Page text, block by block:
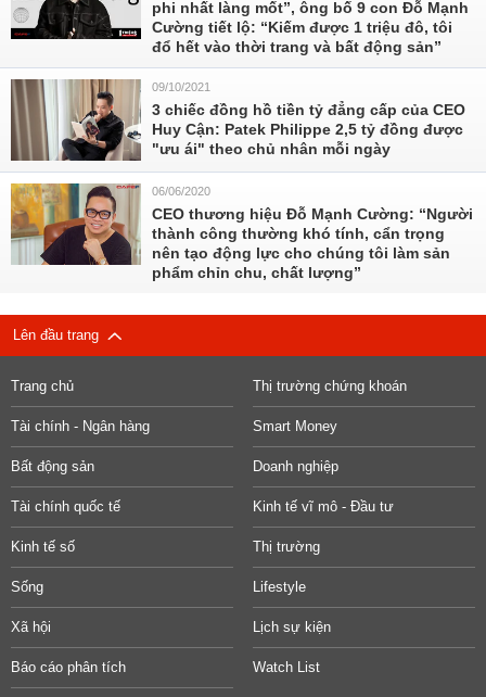
phi nhất làng mốt”, ông bố 9 con Đỗ Mạnh
Cường tiết lộ: “Kiếm được 1 triệu đô, tôi
đổ hết vào thời trang và bất động sản”
09/10/2021
3 chiếc đồng hồ tiền tỷ đẳng cấp của CEO
Huy Cận: Patek Philippe 2,5 tỷ đồng được
"ưu ái" theo chủ nhân mỗi ngày
06/06/2020
CEO thương hiệu Đỗ Mạnh Cường: “Người
thành công thường khó tính, cẩn trọng
nên tạo động lực cho chúng tôi làm sản
phẩm chỉn chu, chất lượng”
Lên đầu trang
Trang chủ Thị trường chứng khoán
Tài chính - Ngân hàng Smart Money
Bất động sản Doanh nghiệp
Tài chính quốc tế Kinh tế vĩ mô - Đầu tư
Kinh tế số Thị trường
Sống Lifestyle
Xã hội Lịch sự kiện
Báo cáo phân tích Watch List